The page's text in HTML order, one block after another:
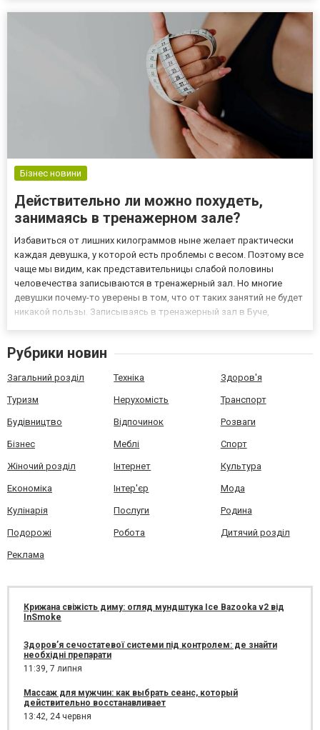
Бізнес новини
Действительно ли можно похудеть,
занимаясь в тренажерном зале?
Избавиться от лишних килограммов ныне желает практически
каждая девушка, у которой есть проблемы с весом. Поэтому все
чаще мы видим, как представительницы слабой половины
человечества записываются в тренажерный зал. Но многие
девушки почему-то уверены в том, что от таких занятий не будет
никакой пользы. Записываясь в тренажерный зал в Буче,
Рубрики новин
Загальний розділ Техніка Здоров'я
Туризм Нерухомість Транспорт
Будівництво Відпочинок Розваги
Бізнес Меблі Спорт
Жіночий розділ Інтернет Культура
Економіка Інтер'єр Мода
Кулінарія Послуги Родина
Подорожі Робота Дитячий розділ
Реклама
Крижана свіжість диму: огляд мундштука Ice Bazooka v2 від
InSmoke
Здоров’я сечостатевої системи під контролем: де знайти
необхідні препарати
11:39, 7 липня
Массаж для мужчин: как выбрать сеанс, который
действительно восстанавливает
13:42, 24 червня